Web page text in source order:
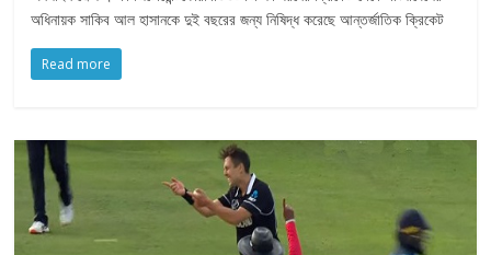
অধিনায়ক সাকিব আল হাসানকে দুই বছরের জন্য নিষিদ্ধ করেছে আন্তর্জাতিক ক্রিকেট
Read more